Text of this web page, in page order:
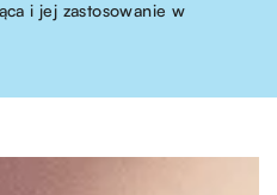
i jej zastosowanie w